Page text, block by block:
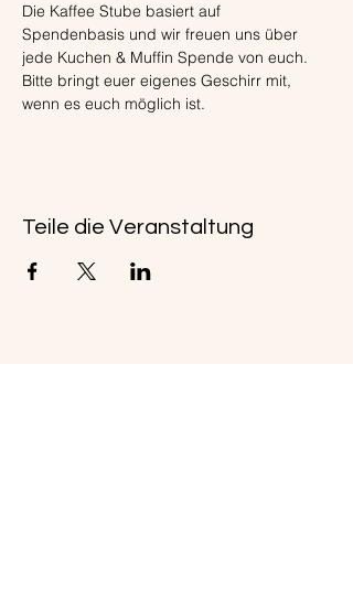
Die Kaffee Stube basiert auf
Spendenbasis und wir freuen uns über
jede Kuchen & Muffin Spende von euch.
Bitte bringt euer eigenes Geschirr mit,
wenn es euch möglich ist.
Teile die Veranstaltung